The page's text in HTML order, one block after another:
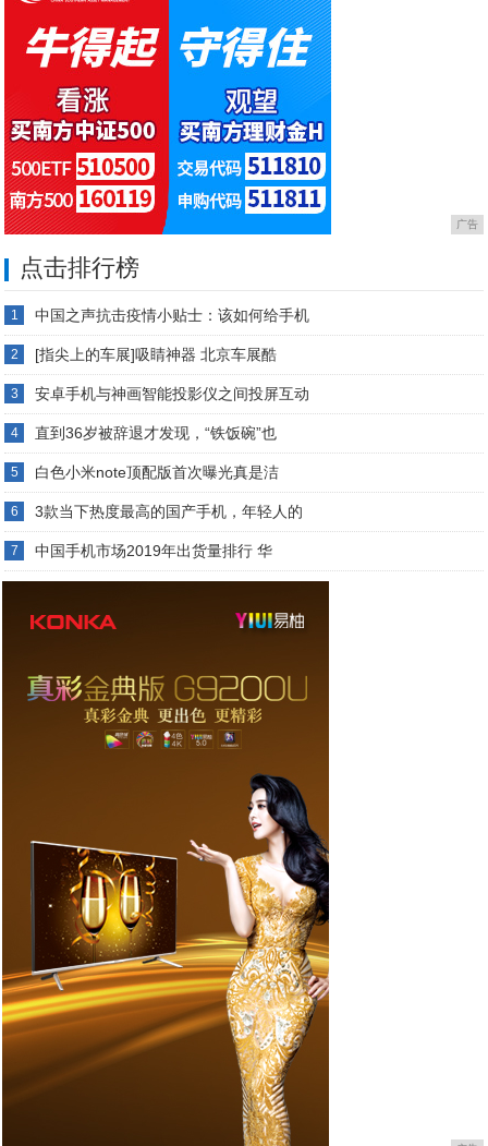
广告
点击排行榜
1 中国之声抗击疫情小贴士：该如何给手机
2 [指尖上的车展]吸睛神器 北京车展酷
3 安卓手机与神画智能投影仪之间投屏互动
4 直到36岁被辞退才发现，“铁饭碗”也
5 白色小米note顶配版首次曝光真是洁
6 3款当下热度最高的国产手机，年轻人的
7 中国手机市场2019年出货量排行 华